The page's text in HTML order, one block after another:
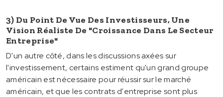
3) Du Point De Vue Des Investisseurs, Une
Vision Réaliste De "croissance Dans Le Secteur
Entreprise"
D'un autre côté, dans les discussions axées sur
l'investissement, certains estiment qu'un grand groupe
américain est nécessaire pour réussir sur le marché
américain, et que les contrats d'entreprise sont plus